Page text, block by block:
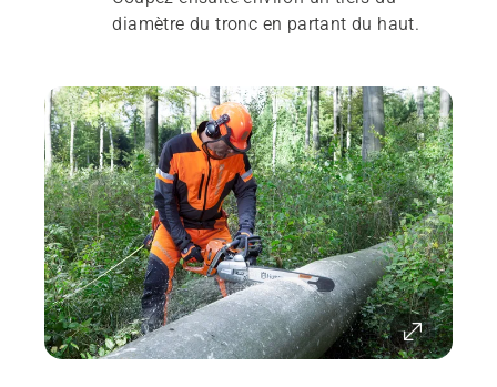
diamètre du tronc en partant du haut.